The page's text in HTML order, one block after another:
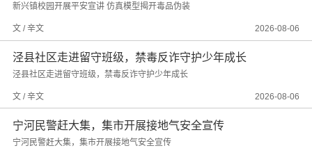
新兴镇校园开展平安宣讲 仿真模型揭开毒品伪装
文 / 辛文 2026-08-06
泾县社区走进留守班级，禁毒反诈守护少年成长
泾县社区走进留守班级，禁毒反诈守护少年成长
文 / 辛文 2026-08-06
宁河民警赶大集，集市开展接地气安全宣传
宁河民警赶大集，集市开展接地气安全宣传